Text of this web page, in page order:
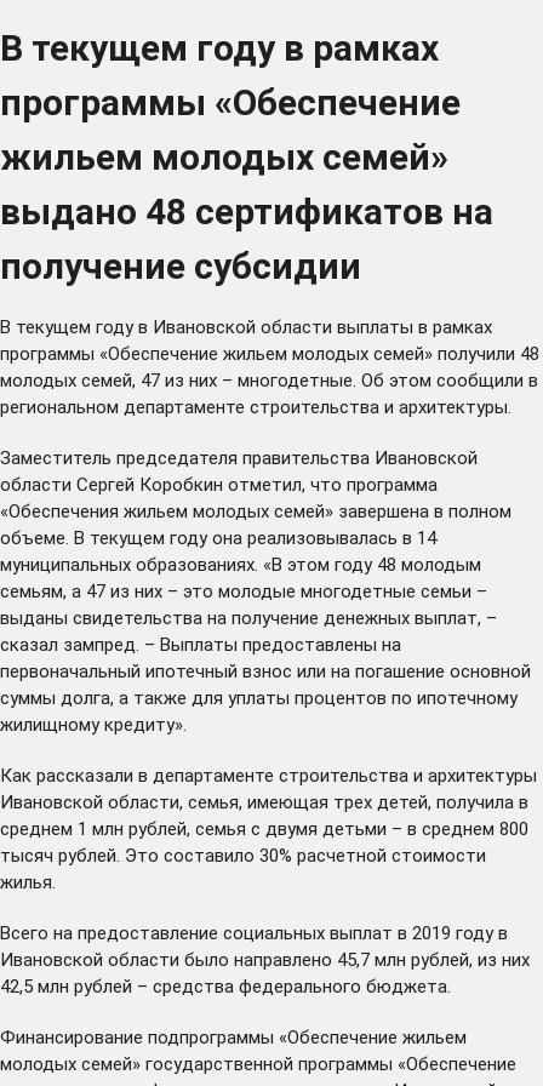
В текущем году в рамках
программы «Обеспечение
жильем молодых семей»
выдано 48 сертификатов на
получение субсидии
В текущем году в Ивановской области выплаты в рамках
программы «Обеспечение жильем молодых семей» получили 48
молодых семей, 47 из них – многодетные. Об этом сообщили в
региональном департаменте строительства и архитектуры.
Заместитель председателя правительства Ивановской
области Сергей Коробкин отметил, что программа
«Обеспечения жильем молодых семей» завершена в полном
объеме. В текущем году она реализовывалась в 14
муниципальных образованиях. «В этом году 48 молодым
семьям, а 47 из них – это молодые многодетные семьи –
выданы свидетельства на получение денежных выплат, –
сказал зампред. – Выплаты предоставлены на
первоначальный ипотечный взнос или на погашение основной
суммы долга, а также для уплаты процентов по ипотечному
жилищному кредиту».
Как рассказали в департаменте строительства и архитектуры
Ивановской области, семья, имеющая трех детей, получила в
среднем 1 млн рублей, семья с двумя детьми – в среднем 800
тысяч рублей. Это составило 30% расчетной стоимости
жилья.
Всего на предоставление социальных выплат в 2019 году в
Ивановской области было направлено 45,7 млн рублей, из них
42,5 млн рублей – средства федерального бюджета.
Финансирование подпрограммы «Обеспечение жильем
молодых семей» государственной программы «Обеспечение